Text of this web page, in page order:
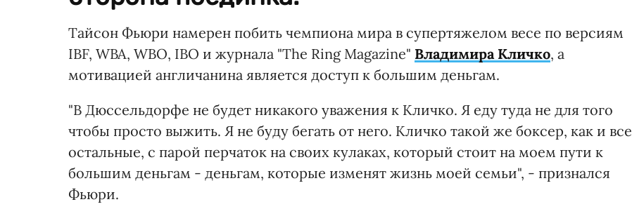
Тайсон Фьюри намерен побить чемпиона мира в супертяжелом весе по версиям
IBF, WBA, WBО, IBO и журнала "The Ring Magazine" Владимира Кличко, а
мотивацией англичанина является доступ к большим деньгам.
"В Дюссельдорфе не будет никакого уважения к Кличко. Я еду туда не для того
чтобы просто выжить. Я не буду бегать от него. Кличко такой же боксер, как и все
остальные, с парой перчаток на своих кулаках, который стоит на моем пути к
большим деньгам - деньгам, которые изменят жизнь моей семьи", - признался
Фьюри.